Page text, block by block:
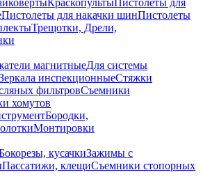
Пистолеты для накачки шинПистолеты
Трещотки, Дрели,
магнитныеДля системы
инспекционныеСтяжки
фильтровСъемники
хомутов
Бородки,
Монтировки
кусачкиЗажимы с
Пассатижи, клещиСъемники стопорных